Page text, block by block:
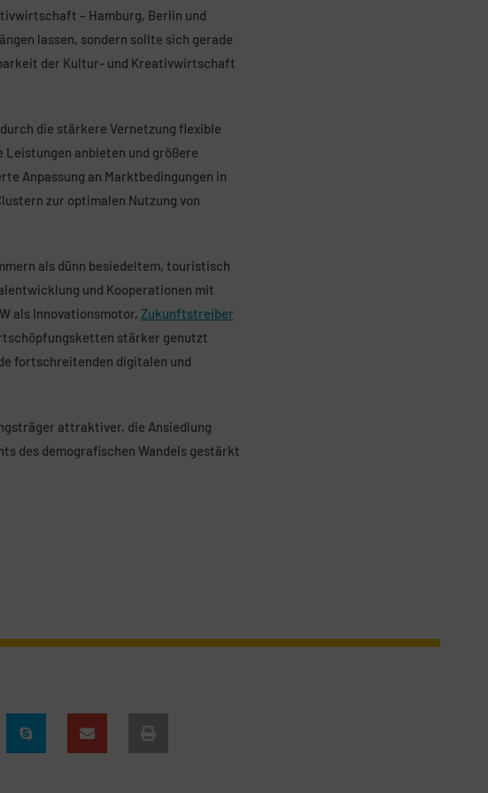
– Hamburg, Berlin und
lassen, sondern sollte sich gerade
der Kultur- und Kreativwirtschaft
die stärkere Vernetzung flexible
anbieten und größere
Anpassung an Marktbedingungen in
zur optimalen Nutzung von
als dünn besiedeltem, touristisch
und Kooperationen mit
als Innovationsmotor, Zukunftstreiber
stärker genutzt
fortschreitenden digitalen und
attraktiver, die Ansiedlung
des demografischen Wandels gestärkt